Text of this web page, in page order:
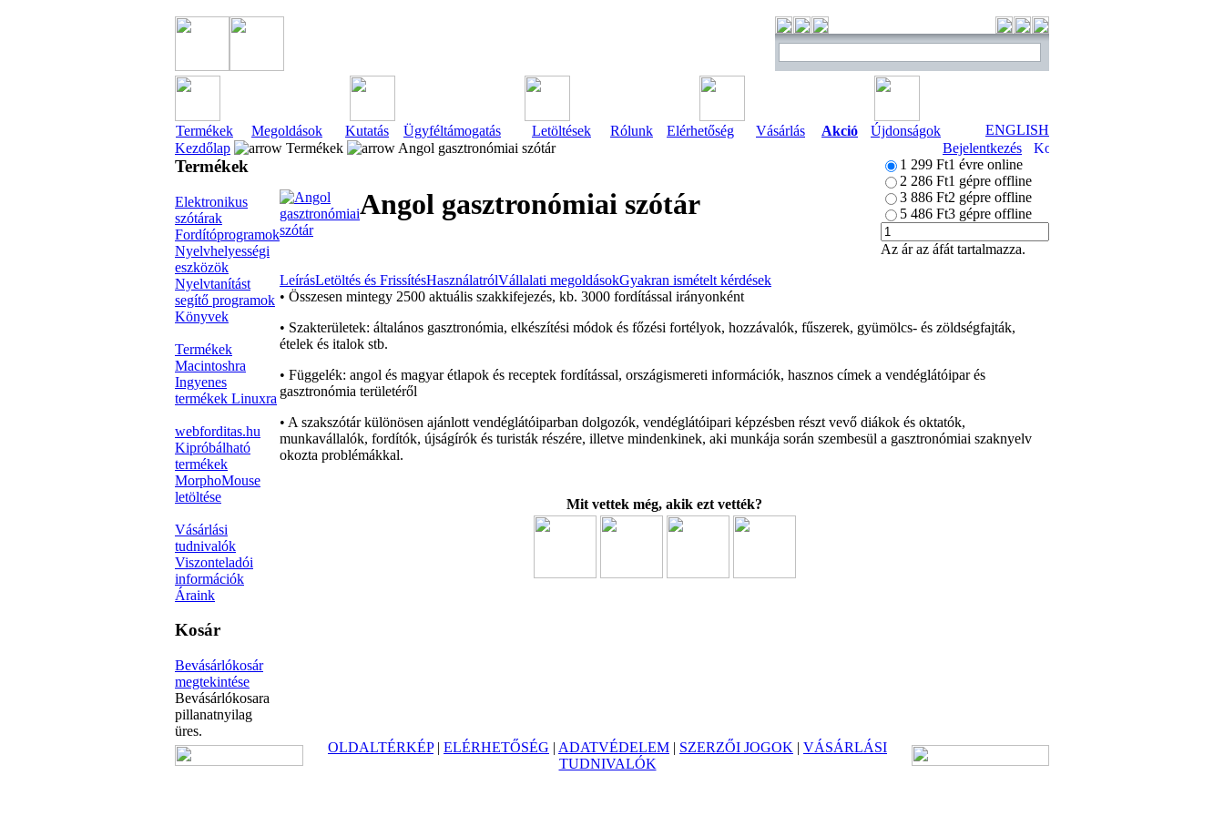
Termékek Megoldások Kutatás Ügyféltámogatás Letöltések Rólunk Elérhetőség Vásárlás Akció Újdonságok
ENGLISH
Kezdőlap
Termékek Angol gasztronómiai szótár Bejelentkezés
Termékek
Elektronikus
szótárak
Fordítóprogramok
Nyelvhelyességi
eszközök
Nyelvtanítást
segítő programok
Könyvek
Termékek
Macintoshra
Ingyenes
termékek Linuxra
webforditas.hu
Kipróbálható
termékek
MorphoMouse
letöltése
Vásárlási
tudnivalók
Viszonteladói
információk
Áraink
Kosár
Bevásárlókosár
megtekintése
Bevásárlókosara
pillanatnyilag
üres.
Angol gasztronómiai szótár
1 299 Ft1 évre online
2 286 Ft1 gépre offline
3 886 Ft2 gépre offline
5 486 Ft3 gépre offline
Az ár az áfát tartalmazza.
LeírásLetöltés és FrissítésHasználatrólVállalati megoldásokGyakran ismételt kérdések
• Összesen mintegy 2500 aktuális szakkifejezés, kb. 3000 fordítással irányonként
• Szakterületek: általános gasztronómia, elkészítési módok és főzési fortélyok, hozzávalók, fűszerek, gyümölcs- és zöldségfajták,
ételek és italok stb.
• Függelék: angol és magyar étlapok és receptek fordítással, országismereti információk, hasznos címek a vendéglátóipar és
gasztronómia területéről
• A szakszótár különösen ajánlott vendéglátóiparban dolgozók, vendéglátóipari képzésben részt vevő diákok és oktatók,
munkavállalók, fordítók, újságírók és turisták részére, illetve mindenkinek, aki munkája során szembesül a gasztronómiai szaknyelv
okozta problémákkal.
Mit vettek még, akik ezt vették?
OLDALTÉRKÉP| ELÉRHETŐSÉG | ADATVÉDELEM | SZERZŐI JOGOK | VÁSÁRLÁSI
TUDNIVALÓK